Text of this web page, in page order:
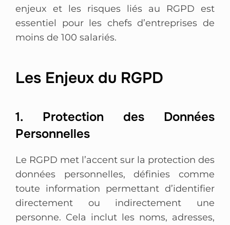
enjeux et les risques liés au RGPD est
essentiel pour les chefs d’entreprises de
moins de 100 salariés.
Les Enjeux du RGPD
1. Protection des Données
Personnelles
Le RGPD met l’accent sur la protection des
données personnelles, définies comme
toute information permettant d’identifier
directement ou indirectement une
personne. Cela inclut les noms, adresses,